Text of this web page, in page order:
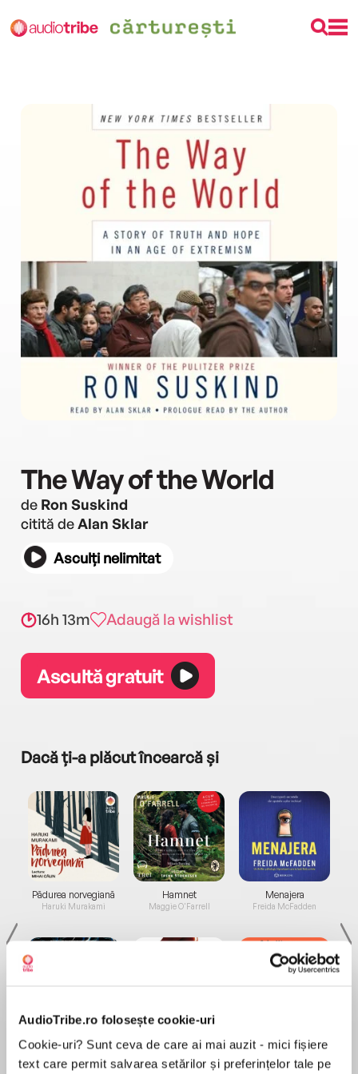
AudioTribe.ro folosește cookie-uri
Cookie-uri? Sunt ceva de care ai mai auzit - mici fișiere
text care permit salvarea setărilor și preferințelor tale pe
The Way of the World
de Ron Suskind
citită deAlan Sklar
Asculți nelimitat
16h 13m Adaugă la wishlist
Ascultă gratuit
Dacă ți-a plăcut încearcă și
Pădurea norvegiană
Haruki Murakami
Elita de Argint (Elita
de...
Hamnet
Maggie O'Farrell
Diavolul se îmbracă de
la...
Menajera
Freida McFadden
Migdală
Sohn Won-pyung